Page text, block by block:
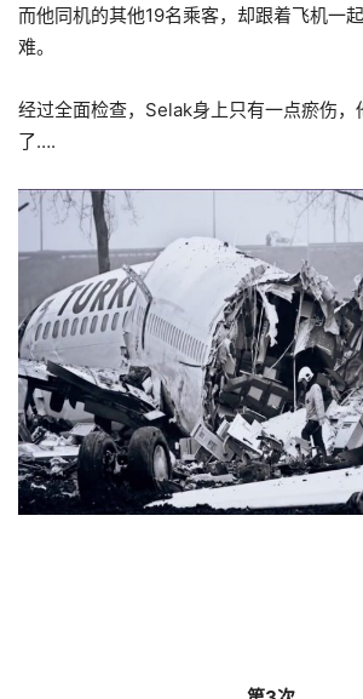
而他同机的其他19名乘客，却跟着飞机一
难。
经过全面检查，Selak身上只有一点瘀伤，
了….